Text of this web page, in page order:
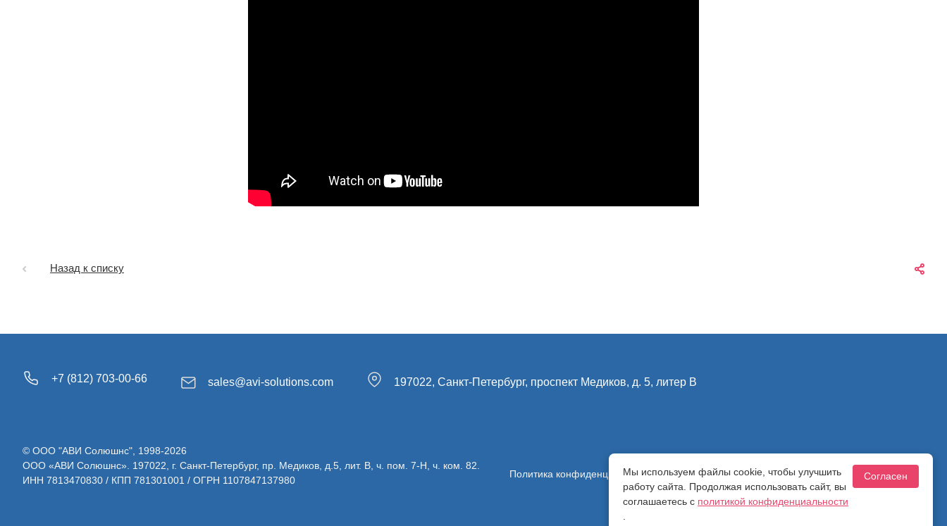
Назад к списку
+7 (812) 703-00-66 sales@avi-solutions.com 197022, Санкт-Петербург, проспект Медиков, д. 5, литер В
© ООО "АВИ Солюшнс", 1998-2026
ООО «АВИ Солюшнс». 197022, г. Санкт-Петербург, пр. Медиков, д.5, лит. В, ч. пом. 7-Н, ч. ком. 82.
ИНН 7813470830 / КПП 781301001 / ОГРН 1107847137980
Политика конфиденциальностиМы используем файлы cookie, чтобы улучшить
работу сайта. Продолжая использовать сайт, вы
соглашаетесь с политикой конфиденциальности
Согласен